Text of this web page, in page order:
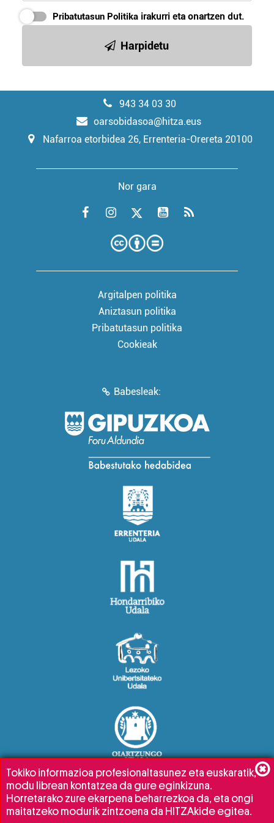
Pribatutasun Politika irakurri eta onartzen dut.
Harpidetu
943 34 03 30
oarsobidasoa@hitza.eus
Nafarroa etorbidea 26, Errenteria-Orereta 20100
Nor gara
Argitalpen politika
Aniztasun politika
Pribatutasun politika
Cookieak
Babesleak:
Tokiko informazioa profesionaltasunez eta euskaratik,
modu librean kontatzea da gure eginkizuna.
Horretarako zure ekarpena beharrezkoa da, eta ongi
maitatzeko modurik zintzoena da HITZAkide egitea.